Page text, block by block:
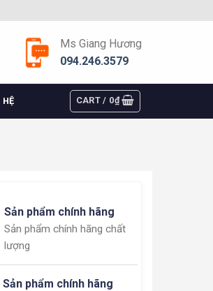
Ms Giang Hương
094.246.3579
HỆ CART / 0₫
Sản phẩm chính hãng
Sản phẩm chính hãng chất
lượng
Sản phẩm chính hãng